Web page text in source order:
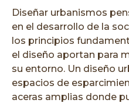
Diseñar urbanismos
en el desarrollo de la
los principios
el diseño aportan para
su entorno. Un diseño
espacios de
aceras amplias donde